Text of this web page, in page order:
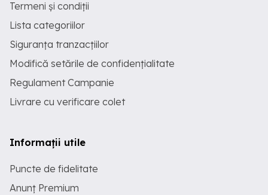
Termeni și condiții
Lista categoriilor
Siguranța tranzacțiilor
Modifică setările de confidențialitate
Regulament Campanie
Livrare cu verificare colet
Informații utile
Puncte de fidelitate
Anunț Premium